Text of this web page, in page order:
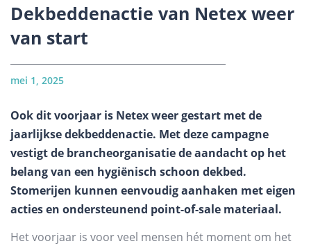
Dekbeddenactie van Netex weer
van start
mei 1, 2025
Ook dit voorjaar is Netex weer gestart met de
jaarlijkse dekbeddenactie. Met deze campagne
vestigt de brancheorganisatie de aandacht op het
belang van een hygiënisch schoon dekbed.
Stomerijen kunnen eenvoudig aanhaken met eigen
acties en ondersteunend point-of-sale materiaal.
Het voorjaar is voor veel mensen hét moment om het